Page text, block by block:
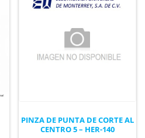
PINZA DE PUNTA DE CORTE AL
CENTRO 5 – HER-140